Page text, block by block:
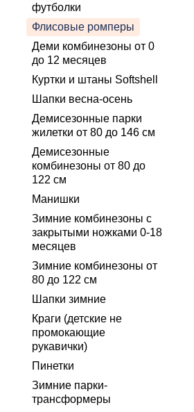
футболки
Флисовые ромперы
Деми комбинезоны от 0
до 12 месяцев
Куртки и штаны Softshell
Шапки весна-осень
Демисезонные парки
жилетки от 80 до 146 см
Демисезонные
комбинезоны от 80 до
122 см
Манишки
Зимние комбинезоны с
закрытыми ножками 0-18
месяцев
Зимние комбинезоны от
80 до 122 см
Шапки зимние
Краги (детские не
промокающие
рукавички)
Пинетки
Зимние парки-
трансформеры